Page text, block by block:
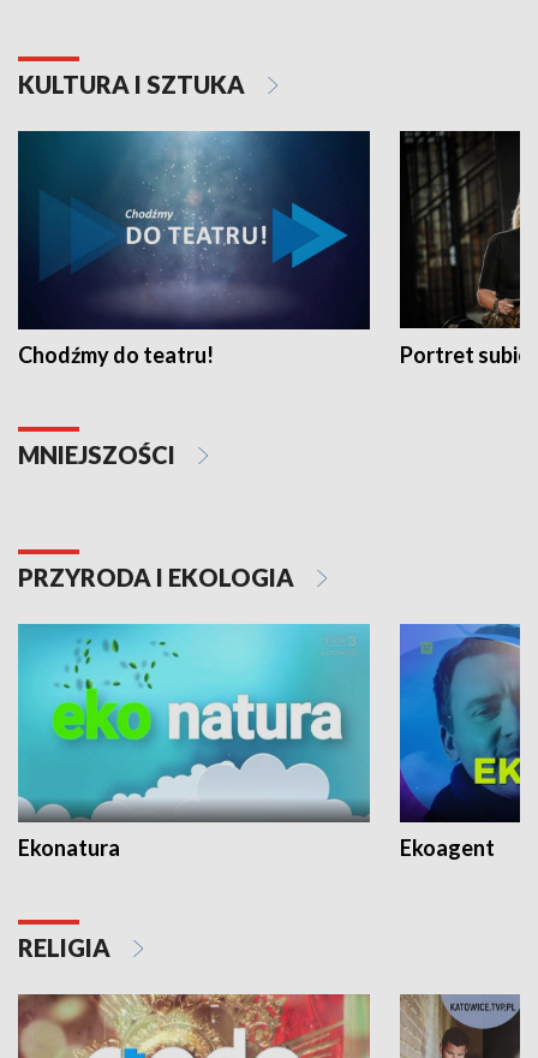
KULTURA I SZTUKA
Chodźmy do teatru! Portret
MNIEJSZOŚCI
PRZYRODA I EKOLOGIA
Ekonatura Ekoagent
RELIGIA